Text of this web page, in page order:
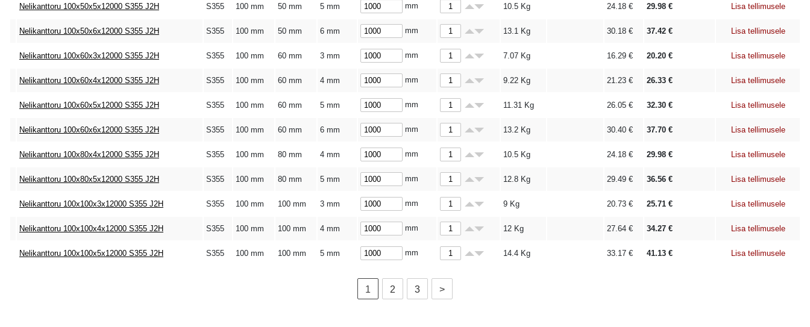
Nelikanttoru 100x50x5x12000 S355 J2H S355 100 mm 50 mm 5 mm mm 10.5 Kg 24.18 € 29.98 € Lisa tellimusele
Nelikanttoru 100x50x6x12000 S355 J2H S355 100 mm 50 mm 6 mm mm 13.1 Kg 30.18 € 37.42 € Lisa tellimusele
Nelikanttoru 100x60x3x12000 S355 J2H S355 100 mm 60 mm 3 mm mm 7.07 Kg 16.29 € 20.20 € Lisa tellimusele
Nelikanttoru 100x60x4x12000 S355 J2H S355 100 mm 60 mm 4 mm mm 9.22 Kg 21.23 € 26.33 € Lisa tellimusele
Nelikanttoru 100x60x5x12000 S355 J2H S355 100 mm 60 mm 5 mm mm 11.31 Kg 26.05 € 32.30 € Lisa tellimusele
Nelikanttoru 100x60x6x12000 S355 J2H S355 100 mm 60 mm 6 mm mm 13.2 Kg 30.40 € 37.70 € Lisa tellimusele
Nelikanttoru 100x80x4x12000 S355 J2H S355 100 mm 80 mm 4 mm mm 10.5 Kg 24.18 € 29.98 € Lisa tellimusele
Nelikanttoru 100x80x5x12000 S355 J2H S355 100 mm 80 mm 5 mm mm 12.8 Kg 29.49 € 36.56 € Lisa tellimusele
Nelikanttoru 100x100x3x12000 S355 J2H S355 100 mm 100 mm 3 mm mm 9 Kg 20.73 € 25.71 € Lisa tellimusele
Nelikanttoru 100x100x4x12000 S355 J2H S355 100 mm 100 mm 4 mm mm 12 Kg 27.64 € 34.27 € Lisa tellimusele
Nelikanttoru 100x100x5x12000 S355 J2H S355 100 mm 100 mm 5 mm mm 14.4 Kg 33.17 € 41.13 € Lisa tellimusele
1 2 3 >